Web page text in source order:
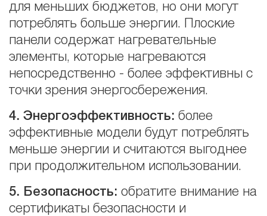
для меньших бюджетов, но они могут
потреблять больше энергии. Плоские
панели содержат нагревательные
элементы, которые нагреваются
непосредственно - более эффективны с
точки зрения энергосбережения.
4. Энергоэффективность: более
эффективные модели будут потреблять
меньше энергии и считаются выгоднее
при продолжительном использовании.
5. Безопасность: обратите внимание на
сертификаты безопасности и